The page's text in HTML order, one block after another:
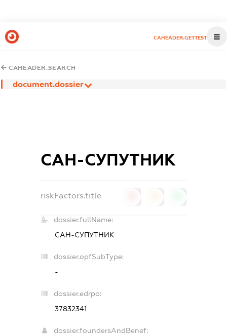
CAHEADER.GETTEST
CAHEADER.SEARCH
document.dossier
САН-СУПУТНИК
riskFactors.title
dossier.fullName:
САН-СУПУТНИК
dossier.opfSubType:
-
dossier.edrpo:
37832341
dossier.foundersAndBenef: